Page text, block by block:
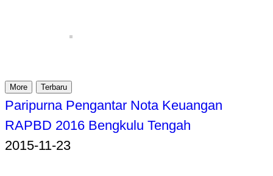
More Terbaru
Paripurna Pengantar Nota Keuangan
RAPBD 2016 Bengkulu Tengah
2015-11-23